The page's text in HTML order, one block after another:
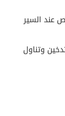
عند السير
وتناول